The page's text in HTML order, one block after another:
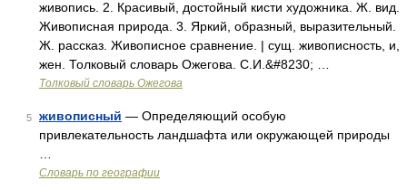
живопись. 2. Красивый, достойный кисти художника. Ж. вид.
Живописная природа. 3. Яркий, образный, выразительный.
Ж. рассказ. Живописное сравнение. | сущ. живописность, и,
жен. Толковый словарь Ожегова. С.И.&#8230; …
Толковый словарь Ожегова
5 живописный — Определяющий особую
привлекательность ландшафта или окружающей природы
Словарь по географии